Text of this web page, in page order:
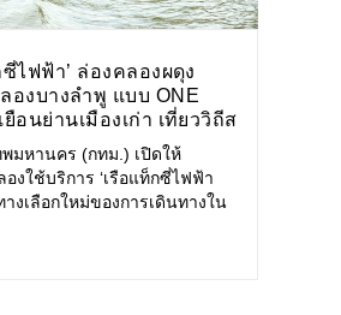
ซี่ไฟฟ้า’ ล่องคลองผดุง
องบางลำพู แบบ ONE
ยือนย่านเมืองเก่า เที่ยววิถีส
แบบรักษ์โลก
พมหานคร (กทม.) เปิดให้
งใช้บริการ ‘เรือแท็กซี่ไฟฟ้า
างเลือกใหม่ของการเดินทางใน
อปพลิเคชัน MuvMi (มูฟมี)